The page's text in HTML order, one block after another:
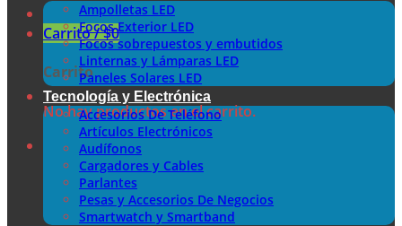
Carrito /$0
Carrito
No hay productos en el carrito.
Ampolletas LED
Focos Exterior LED
Focos sobrepuestos y embutidos
Linternas y Lámparas LED
Paneles Solares LED
Tecnología y Electrónica
Accesorios De Teléfono
Artículos Electrónicos
Audífonos
Cargadores y Cables
Parlantes
Pesas y Accesorios De Negocios
Smartwatch y Smartband